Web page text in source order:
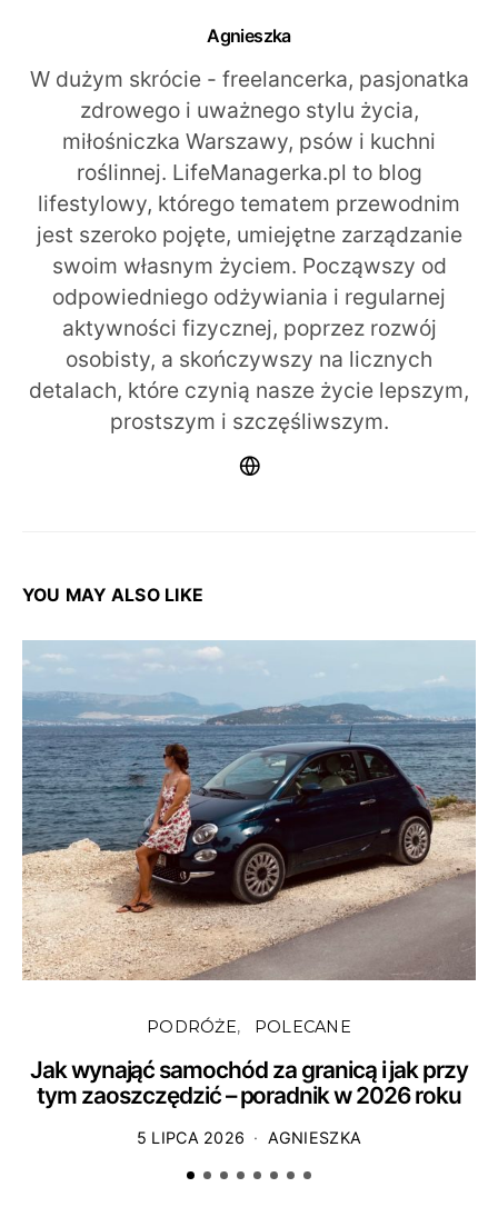
Agnieszka
W dużym skrócie - freelancerka, pasjonatka
zdrowego i uważnego stylu życia,
miłośniczka Warszawy, psów i kuchni
roślinnej. LifeManagerka.pl to blog
lifestylowy, którego tematem przewodnim
jest szeroko pojęte, umiejętne zarządzanie
swoim własnym życiem. Począwszy od
odpowiedniego odżywiania i regularnej
aktywności fizycznej, poprzez rozwój
osobisty, a skończywszy na licznych
detalach, które czynią nasze życie lepszym,
prostszym i szczęśliwszym.
YOU MAY ALSO LIKE
PODRÓŻE POLECANE
Jak wynająć samochód za granicą i jak przy
tym zaoszczędzić – poradnik w 2026 roku
5 LIPCA 2026 AGNIESZKA